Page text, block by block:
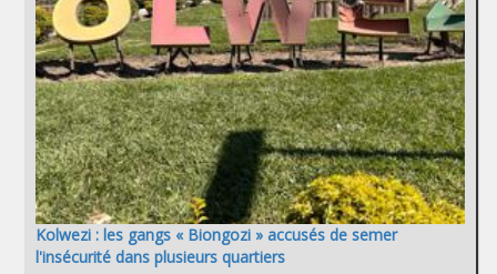
Kolwezi : les gangs « Biongozi » accusés de semer
l'insécurité dans plusieurs quartiers